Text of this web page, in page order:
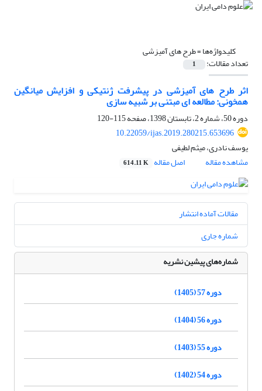
کلیدواژه‌ها =طرح های آمیزشی
تعداد مقالات: 1
اثر طرح های آمیزشی در پیشرفت ژنتیکی و افزایش میانگین
همخونی: مطالعه ای مبتنی بر شبیه سازی
دوره 50، شماره 2، تابستان 1398، صفحه
115-120
10.22059/ijas.2019.280215.653696
یوسف نادری، میثم لطیفی
مشاهده مقاله
اصل مقاله 614.11 K
مقالات آماده انتشار
شماره جاری
شماره‌های پیشین نشریه
دوره 57 (1405)
دوره 56 (1404)
دوره 55 (1403)
دوره 54 (1402)